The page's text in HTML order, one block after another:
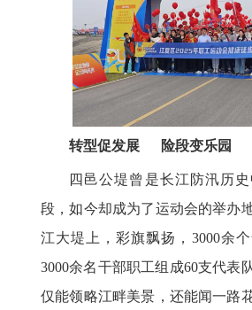
转型促发展 险段变乐园
四邑公堤曾是长江防汛历
段，如今却成为了运动会的举办
江大堤上，彩旗飘扬，3000余
3000余名干部职工组成60支代表
仅能领略江畔美景，还能闻一路